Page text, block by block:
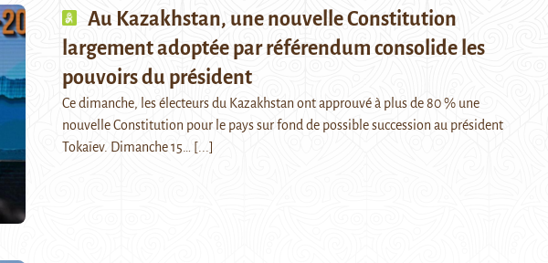
Au Kazakhstan, une nouvelle Constitution
largement adoptée par référendum consolide les
pouvoirs du président
Ce dimanche, les électeurs du Kazakhstan ont approuvé à plus de 80 % une
nouvelle Constitution pour le pays sur fond de possible succession au président
Tokaïev. Dimanche 15…
[...]